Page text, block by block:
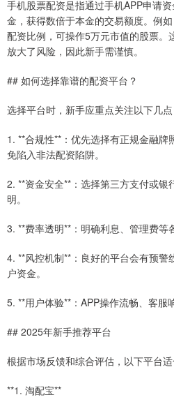
手机股票配资是指通过手机APP申请
金，获得数倍于本金的交易额度。例
配资比例，可操作5万元市值的股票。
放大了风险，因此新手需谨慎。
## 如何选择靠谱的配资平台？
选择平台时，新手应重点关注以下几点
1. **合规性**：优先选择有正规金融
免陷入非法配资陷阱。
2. **资金安全**：选择第三方支付或银
明。
3. **费率透明**：明确利息、管理费等
4. **风控机制**：良好的平台会有预警
户资金。
5. **用户体验**：APP操作流畅、客服
## 2025年新手推荐平台
根据市场反馈和综合评估，以下平台适
**1. 淘配宝**